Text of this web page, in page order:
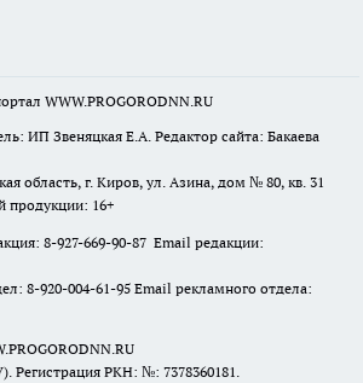
WWW.PROGORODNN.RU
ИП Звеняцкая Е.А. Редактор сайта: Бакаева
область, г. Киров, ул. Азина, дом № 80, кв. 31
продукции: 16+
8-927-669-90-87 Email редакции:
8-920-004-61-95 Email рекламного отдела:
РКН: №: 7378360181.